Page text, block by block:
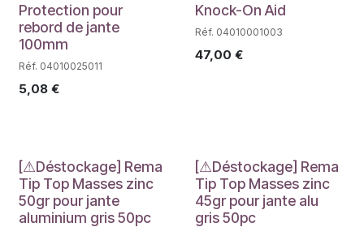
Protection pour
rebord de jante
100mm
Réf. 04010025011
5,08 €
Knock-On Aid
Réf. 04010001003
47,00 €
Déstockage
[⚠Déstockage] Rema
Tip Top Masses zinc
50gr pour jante
aluminium gris 50pc
Déstockage
[⚠Déstockage] Rema
Tip Top Masses zinc
45gr pour jante alu
gris 50pc